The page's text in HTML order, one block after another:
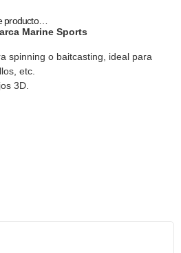
producto…
Marine Sports
spinning o baitcasting, ideal para
etc.
3D.